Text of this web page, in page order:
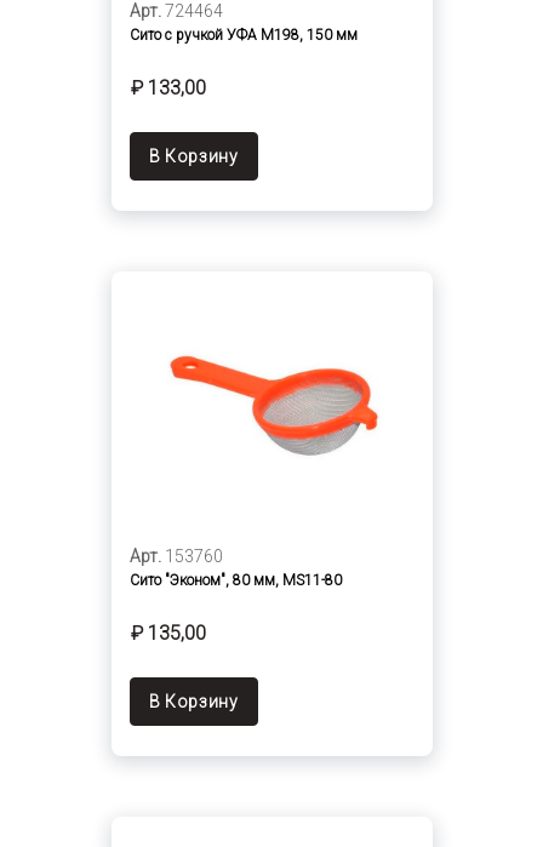
Арт. 724464
Сито с ручкой УФА М198, 150 мм
₽ 133,00
В Корзину
Арт. 153760
Сито "Эконом", 80 мм, MS11-80
₽ 135,00
В Корзину